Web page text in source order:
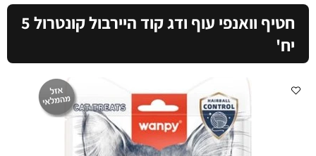
חטיף וואנפי עוף ודג קוד היירבול קונטרול 5
יח'